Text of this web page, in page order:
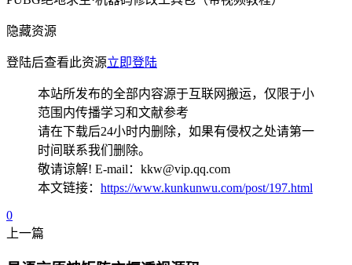
隐藏资源
登陆后查看此资源立即登陆
本站所发布的全部内容源于互联网搬运，仅限于小
范围内传播学习和文献参考
请在下载后24小时内删除，如果有侵权之处请第一
时间联系我们删除。
敬请谅解! E-mail：kkw@vip.qq.com
本文链接： https://www.kunkunwu.com/post/197.html
0
上一篇